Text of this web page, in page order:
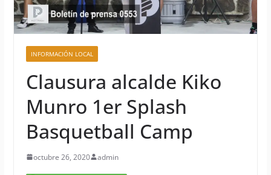
INFORMACIÓN LOCAL
Clausura alcalde Kiko
Munro 1er Splash
Basquetball Camp
octubre 26, 2020 admin